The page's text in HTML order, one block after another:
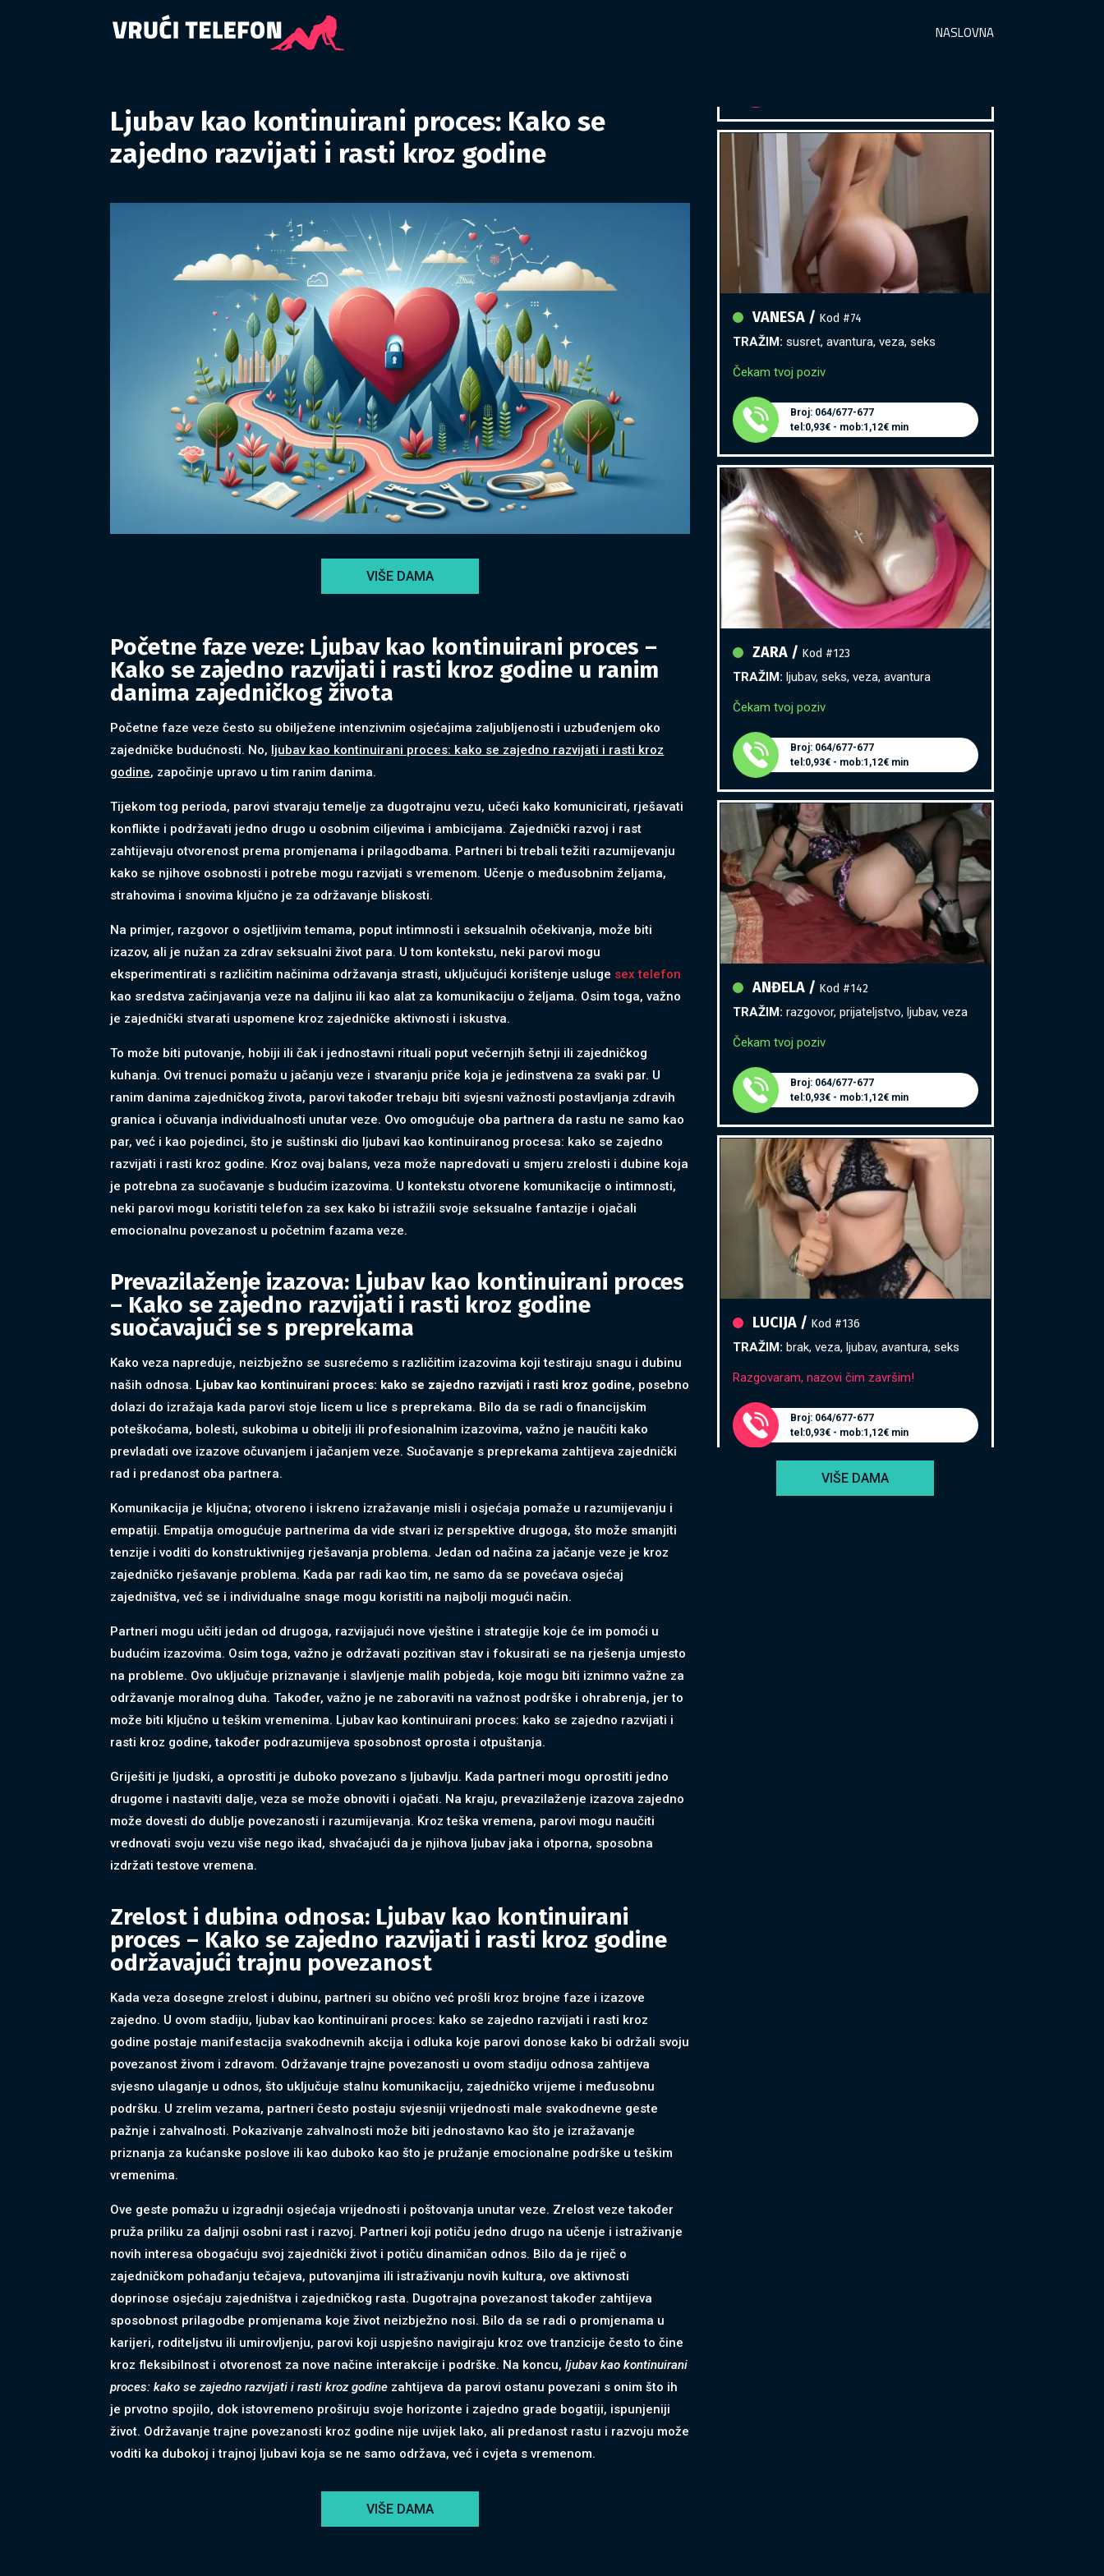
NASLOVNA
Ljubav kao kontinuirani proces: Kako se
zajedno razvijati i rasti kroz godine
VIŠE DAMA
Početne faze veze: Ljubav kao kontinuirani proces –
Kako se zajedno razvijati i rasti kroz godine u ranim
danima zajedničkog života
Početne faze veze često su obilježene intenzivnim osjećajima zaljubljenosti i uzbuđenjem oko
zajedničke budućnosti. No, ljubav kao kontinuirani proces: kako se zajedno razvijati i rasti kroz
godine, započinje upravo u tim ranim danima.
Tijekom tog perioda, parovi stvaraju temelje za dugotrajnu vezu, učeći kako komunicirati, rješavati
konflikte i podržavati jedno drugo u osobnim ciljevima i ambicijama. Zajednički razvoj i rast
zahtijevaju otvorenost prema promjenama i prilagodbama. Partneri bi trebali težiti razumijevanju
kako se njihove osobnosti i potrebe mogu razvijati s vremenom. Učenje o međusobnim željama,
strahovima i snovima ključno je za održavanje bliskosti.
Na primjer, razgovor o osjetljivim temama, poput intimnosti i seksualnih očekivanja, može biti
izazov, ali je nužan za zdrav seksualni život para. U tom kontekstu, neki parovi mogu
eksperimentirati s različitim načinima održavanja strasti, uključujući korištenje usluge sex telefon
kao sredstva začinjavanja veze na daljinu ili kao alat za komunikaciju o željama. Osim toga, važno
je zajednički stvarati uspomene kroz zajedničke aktivnosti i iskustva.
To može biti putovanje, hobiji ili čak i jednostavni rituali poput večernjih šetnji ili zajedničkog
kuhanja. Ovi trenuci pomažu u jačanju veze i stvaranju priče koja je jedinstvena za svaki par. U
ranim danima zajedničkog života, parovi također trebaju biti svjesni važnosti postavljanja zdravih
granica i očuvanja individualnosti unutar veze. Ovo omogućuje oba partnera da rastu ne samo kao
par, već i kao pojedinci, što je suštinski dio ljubavi kao kontinuiranog procesa: kako se zajedno
razvijati i rasti kroz godine. Kroz ovaj balans, veza može napredovati u smjeru zrelosti i dubine koja
je potrebna za suočavanje s budućim izazovima. U kontekstu otvorene komunikacije o intimnosti,
neki parovi mogu koristiti telefon za sex kako bi istražili svoje seksualne fantazije i ojačali
emocionalnu povezanost u početnim fazama veze.
Prevazilaženje izazova: Ljubav kao kontinuirani proces
– Kako se zajedno razvijati i rasti kroz godine
suočavajući se s preprekama
Kako veza napreduje, neizbježno se susrećemo s različitim izazovima koji testiraju snagu i dubinu
naših odnosa. Ljubav kao kontinuirani proces: kako se zajedno razvijati i rasti kroz godine, posebno
dolazi do izražaja kada parovi stoje licem u lice s preprekama. Bilo da se radi o financijskim
poteškoćama, bolesti, sukobima u obitelji ili profesionalnim izazovima, važno je naučiti kako
prevladati ove izazove očuvanjem i jačanjem veze. Suočavanje s preprekama zahtijeva zajednički
rad i predanost oba partnera.
Komunikacija je ključna; otvoreno i iskreno izražavanje misli i osjećaja pomaže u razumijevanju i
empatiji. Empatija omogućuje partnerima da vide stvari iz perspektive drugoga, što može smanjiti
tenzije i voditi do konstruktivnijeg rješavanja problema. Jedan od načina za jačanje veze je kroz
zajedničko rješavanje problema. Kada par radi kao tim, ne samo da se povećava osjećaj
zajedništva, već se i individualne snage mogu koristiti na najbolji mogući način.
Partneri mogu učiti jedan od drugoga, razvijajući nove vještine i strategije koje će im pomoći u
budućim izazovima. Osim toga, važno je održavati pozitivan stav i fokusirati se na rješenja umjesto
na probleme. Ovo uključuje priznavanje i slavljenje malih pobjeda, koje mogu biti iznimno važne za
održavanje moralnog duha. Također, važno je ne zaboraviti na važnost podrške i ohrabrenja, jer to
može biti ključno u teškim vremenima. Ljubav kao kontinuirani proces: kako se zajedno razvijati i
rasti kroz godine, također podrazumijeva sposobnost oprosta i otpuštanja.
Griješiti je ljudski, a oprostiti je duboko povezano s ljubavlju. Kada partneri mogu oprostiti jedno
drugome i nastaviti dalje, veza se može obnoviti i ojačati. Na kraju, prevazilaženje izazova zajedno
može dovesti do dublje povezanosti i razumijevanja. Kroz teška vremena, parovi mogu naučiti
vrednovati svoju vezu više nego ikad, shvaćajući da je njihova ljubav jaka i otporna, sposobna
izdržati testove vremena.
Zrelost i dubina odnosa: Ljubav kao kontinuirani
proces – Kako se zajedno razvijati i rasti kroz godine
održavajući trajnu povezanost
Kada veza dosegne zrelost i dubinu, partneri su obično već prošli kroz brojne faze i izazove
zajedno. U ovom stadiju, ljubav kao kontinuirani proces: kako se zajedno razvijati i rasti kroz
godine postaje manifestacija svakodnevnih akcija i odluka koje parovi donose kako bi održali svoju
povezanost živom i zdravom. Održavanje trajne povezanosti u ovom stadiju odnosa zahtijeva
svjesno ulaganje u odnos, što uključuje stalnu komunikaciju, zajedničko vrijeme i međusobnu
podršku. U zrelim vezama, partneri često postaju svjesniji vrijednosti male svakodnevne geste
pažnje i zahvalnosti. Pokazivanje zahvalnosti može biti jednostavno kao što je izražavanje
priznanja za kućanske poslove ili kao duboko kao što je pružanje emocionalne podrške u teškim
vremenima.
Ove geste pomažu u izgradnji osjećaja vrijednosti i poštovanja unutar veze. Zrelost veze također
pruža priliku za daljnji osobni rast i razvoj. Partneri koji potiču jedno drugo na učenje i istraživanje
novih interesa obogaćuju svoj zajednički život i potiču dinamičan odnos. Bilo da je riječ o
zajedničkom pohađanju tečajeva, putovanjima ili istraživanju novih kultura, ove aktivnosti
doprinose osjećaju zajedništva i zajedničkog rasta. Dugotrajna povezanost također zahtijeva
sposobnost prilagodbe promjenama koje život neizbježno nosi. Bilo da se radi o promjenama u
karijeri, roditeljstvu ili umirovljenju, parovi koji uspješno navigiraju kroz ove tranzicije često to čine
kroz fleksibilnost i otvorenost za nove načine interakcije i podrške. Na koncu,ljubav kao kontinuirani
proces: kako se zajedno razvijati i rasti kroz godine zahtijeva da parovi ostanu povezani s onim što ih
je prvotno spojilo, dok istovremeno proširuju svoje horizonte i zajedno grade bogatiji, ispunjeniji
život. Održavanje trajne povezanosti kroz godine nije uvijek lako, ali predanost rastu i razvoju može
voditi ka dubokoj i trajnoj ljubavi koja se ne samo održava, već i cvjeta s vremenom.
VIŠE DAMA
TRAŽIM: susret, avantura, veza, seks
tel:0,93€ - mob:1,12€ min
TRAŽIM: ljubav, seks, veza, avantura
tel:0,93€ - mob:1,12€ min
TRAŽIM: razgovor, prijateljstvo, ljubav, veza
tel:0,93€ - mob:1,12€ min
TRAŽIM:brak, veza, ljubav, avantura, seks
tel:0,93€ - mob:1,12€ min
VIŠE DAMA